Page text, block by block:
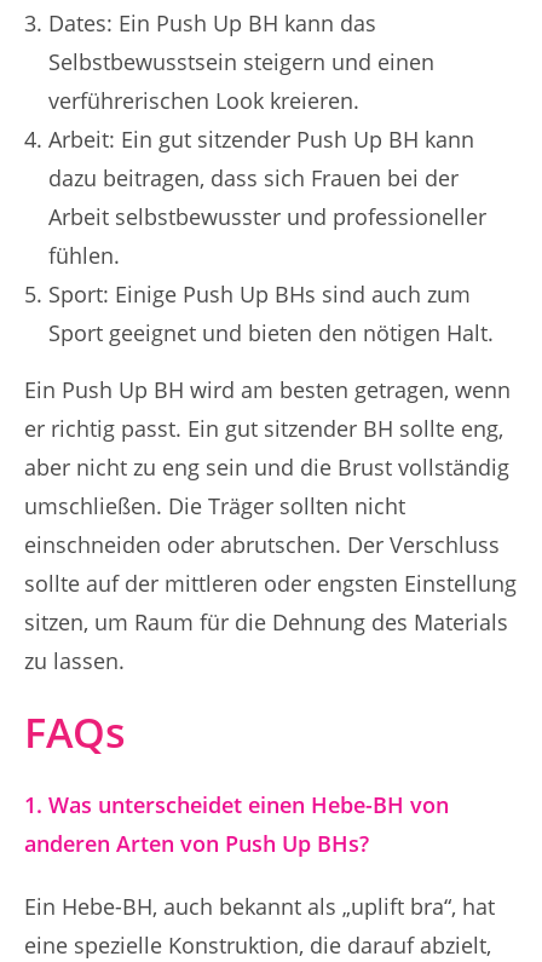
Dates: Ein Push Up BH kann das
Selbstbewusstsein steigern und einen
verführerischen Look kreieren.
Arbeit: Ein gut sitzender Push Up BH kann
dazu beitragen, dass sich Frauen bei der
Arbeit selbstbewusster und professioneller
fühlen.
Sport: Einige Push Up BHs sind auch zum
Sport geeignet und bieten den nötigen Halt.
Ein Push Up BH wird am besten getragen, wenn
er richtig passt. Ein gut sitzender BH sollte eng,
aber nicht zu eng sein und die Brust vollständig
umschließen. Die Träger sollten nicht
einschneiden oder abrutschen. Der Verschluss
sollte auf der mittleren oder engsten Einstellung
sitzen, um Raum für die Dehnung des Materials
zu lassen.
FAQs
1. Was unterscheidet einen Hebe-BH von
anderen Arten von Push Up BHs?
Ein Hebe-BH, auch bekannt als „uplift bra“, hat
eine spezielle Konstruktion, die darauf abzielt,